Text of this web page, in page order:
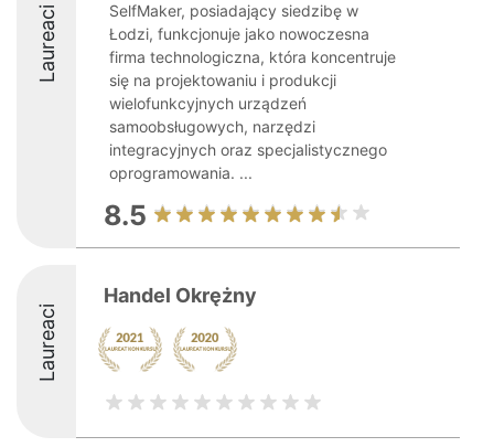
Laureaci
SelfMaker, posiadający siedzibę w
Łodzi, funkcjonuje jako nowoczesna
firma technologiczna, która koncentruje
się na projektowaniu i produkcji
wielofunkcyjnych urządzeń
samoobsługowych, narzędzi
integracyjnych oraz specjalistycznego
oprogramowania. ...
8.5
Laureaci
Handel Okrężny